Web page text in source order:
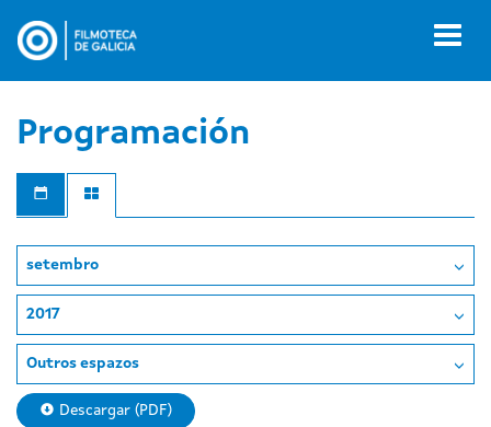
contido
Programación
setembro
2017
Outros espazos
Descargar (PDF)